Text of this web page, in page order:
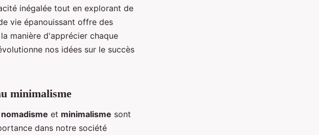
inégalée tout en explorant de
vie épanouissant offre des
manière d'apprécier chaque
nos idées sur le succès
minimalisme
et minimalisme sont
dans notre société